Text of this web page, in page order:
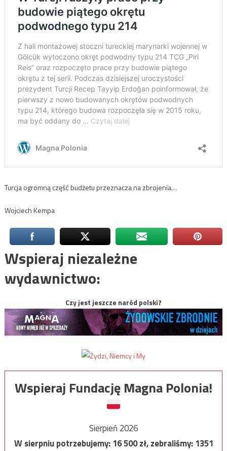
Turcja ogromną część budżetu przeznacza na zbrojenia…
Wojciech Kempa
Wspieraj niezależne
wydawnictwo:
Czy jest jeszcze naród polski?
Wspieraj Fundację Magna Polonia!
Sierpień 2026
W sierpniu potrzebujemy:16 500zł, zebraliśmy:1351